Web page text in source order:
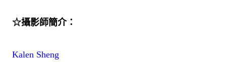
☆攝影師簡介：
Kalen Sheng